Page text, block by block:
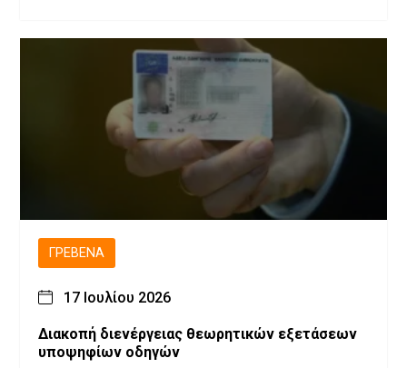
ΓΡΕΒΕΝΆ
17 Ιουλίου 2026
Διακοπή διενέργειας θεωρητικών εξετάσεων
υποψηφίων οδηγών